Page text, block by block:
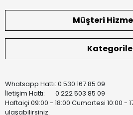
Müşteri
Whatsapp Hattı: 0 530 167 85 09
İletişim Hattı: 0 222 503 85 09
Haftaiçi 09:00 - 18:00 Cumartesi 10:00 -
ulaşabilirsiniz.